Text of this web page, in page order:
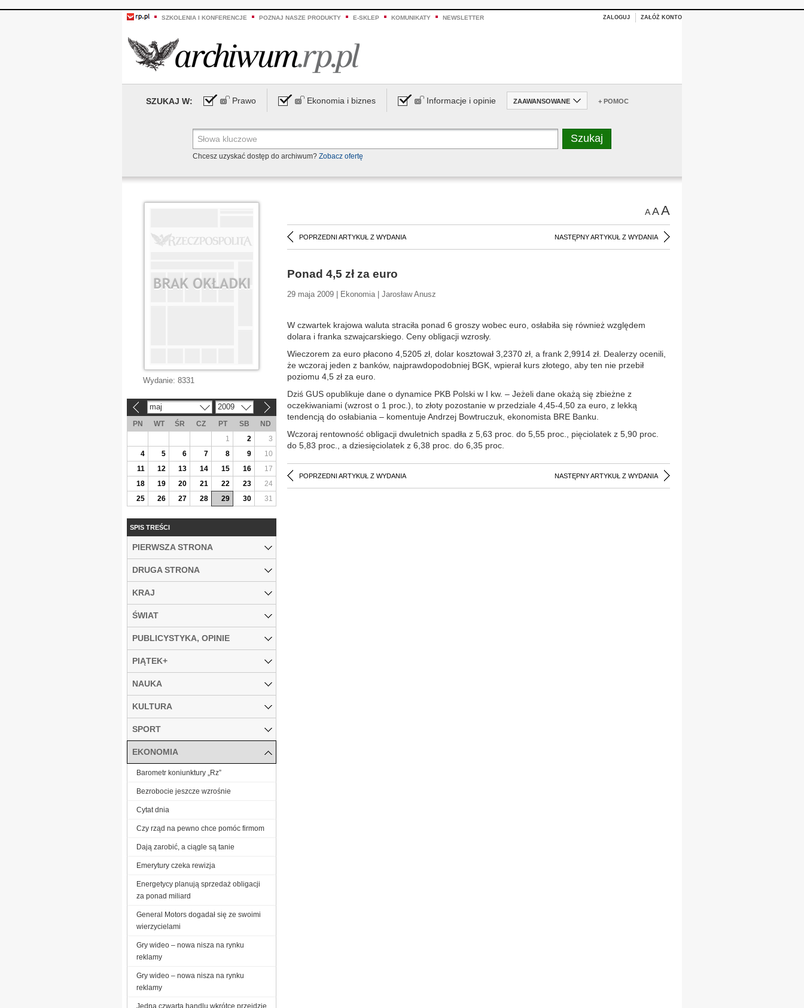
SZKOLENIA I KONFERENCJE POZNAJ NASZE PRODUKTY E-SKLEP KOMUNIKATY NEWSLETTER ZALOGUJ ZAŁÓŻ KONTO
SZUKAJ W: Prawo Ekonomia i biznes Informacje i opinie ZAAWANSOWANE + POMOC
Chcesz uzyskać dostęp do archiwum? Zobacz ofertę
AAA
POPRZEDNI ARTYKUŁ Z WYDANIA NASTĘPNY ARTYKUŁ Z WYDANIA
Ponad 4,5 zł za euro
29 maja 2009 | Ekonomia | Jarosław Anusz
W czwartek krajowa waluta straciła ponad 6 groszy wobec euro, osłabiła się również względem
dolara i franka szwajcarskiego. Ceny obligacji wzrosły.
Wieczorem za euro płacono 4,5205 zł, dolar kosztował 3,2370 zł, a frank 2,9914 zł. Dealerzy ocenili,
że wczoraj jeden z banków, najprawdopodobniej BGK, wpierał kurs złotego, aby ten nie przebił
poziomu 4,5 zł za euro.
Dziś GUS opublikuje dane o dynamice PKB Polski w I kw. – Jeżeli dane okażą się zbieżne z
oczekiwaniami (wzrost o 1 proc.), to złoty pozostanie w przedziale 4,45-4,50 za euro, z lekką
tendencją do osłabiania – komentuje Andrzej Bowtruczuk, ekonomista BRE Banku.
Wczoraj rentowność obligacji dwuletnich spadła z 5,63 proc. do 5,55 proc., pięciolatek z 5,90 proc.
do 5,83 proc., a dziesięciolatek z 6,38 proc. do 6,35 proc.
POPRZEDNI ARTYKUŁ Z WYDANIA NASTĘPNY ARTYKUŁ Z WYDANIA
Wydanie: 8331
maj 2009
PN WT ŚR CZ PT SB
ND
1
2
3
4
5 6 7 8 9
10
11
12 13 14 15 16
17
18
19 20 21 22 23
24
25
26 27 28 29 30 31
SPIS TREŚCI
PIERWSZA STRONA
DRUGA STRONA
KRAJ
ŚWIAT
PUBLICYSTYKA, OPINIE
PIĄTEK+
NAUKA
KULTURA
SPORT
EKONOMIA
Barometr koniunktury „Rz”
Bezrobocie jeszcze wzrośnie
Cytat dnia
Czy rząd na pewno chce pomóc firmom
Dają zarobić, a ciągle są tanie
Emerytury czeka rewizja
Energetycy planują sprzedaż obligacji
za ponad miliard
General Motors dogadał się ze swoimi
wierzycielami
Gry wideo – nowa nisza na rynku
reklamy
Gry wideo – nowa nisza na rynku
reklamy
Jedna czwarta handlu wkrótce przejdzie